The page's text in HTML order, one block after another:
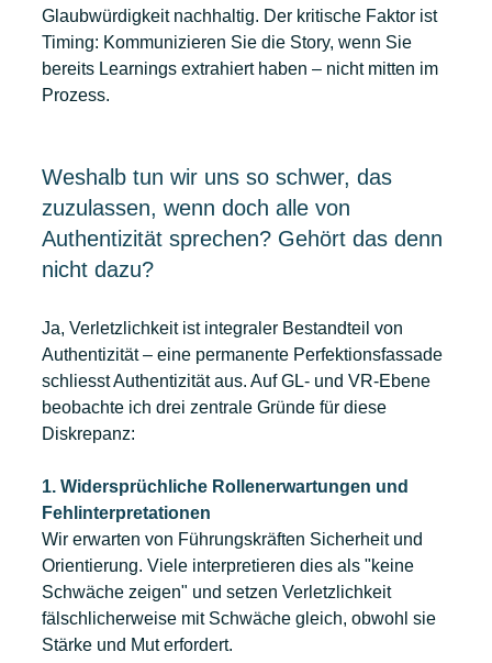
Glaubwürdigkeit nachhaltig. Der kritische Faktor ist
Timing: Kommunizieren Sie die Story, wenn Sie
bereits Learnings extrahiert haben – nicht mitten im
Prozess.
Weshalb tun wir uns so schwer, das
zuzulassen, wenn doch alle von
Authentizität sprechen? Gehört das denn
nicht dazu?
Ja, Verletzlichkeit ist integraler Bestandteil von
Authentizität – eine permanente Perfektionsfassade
schliesst Authentizität aus. Auf GL- und VR-Ebene
beobachte ich drei zentrale Gründe für diese
Diskrepanz:
1. Widersprüchliche Rollenerwartungen und
Fehlinterpretationen
Wir erwarten von Führungskräften Sicherheit und
Orientierung. Viele interpretieren dies als "keine
Schwäche zeigen" und setzen Verletzlichkeit
fälschlicherweise mit Schwäche gleich, obwohl sie
Stärke und Mut erfordert.